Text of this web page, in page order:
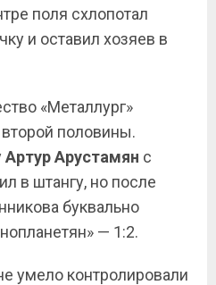
поля схлопотал
и оставил хозяев в
«Металлург»
половины.
Артур Арустамян с
в штангу, но после
буквально
— 1:2.
умело контролировали